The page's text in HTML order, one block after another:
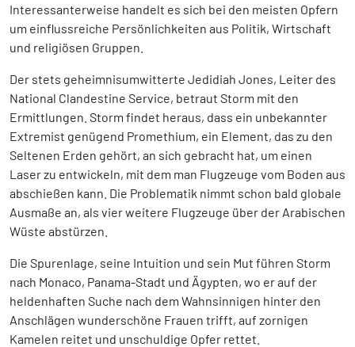
Interessanterweise handelt es sich bei den meisten Opfern
um einflussreiche Persönlichkeiten aus Politik, Wirtschaft
und religiösen Gruppen.
Der stets geheimnisumwitterte Jedidiah Jones, Leiter des
National Clandestine Service, betraut Storm mit den
Ermittlungen. Storm findet heraus, dass ein unbekannter
Extremist genügend Promethium, ein Element, das zu den
Seltenen Erden gehört, an sich gebracht hat, um einen
Laser zu entwickeln, mit dem man Flugzeuge vom Boden aus
abschießen kann. Die Problematik nimmt schon bald globale
Ausmaße an, als vier weitere Flugzeuge über der Arabischen
Wüste abstürzen.
Die Spurenlage, seine Intuition und sein Mut führen Storm
nach Monaco, Panama-Stadt und Ägypten, wo er auf der
heldenhaften Suche nach dem Wahnsinnigen hinter den
Anschlägen wunderschöne Frauen trifft, auf zornigen
Kamelen reitet und unschuldige Opfer rettet.